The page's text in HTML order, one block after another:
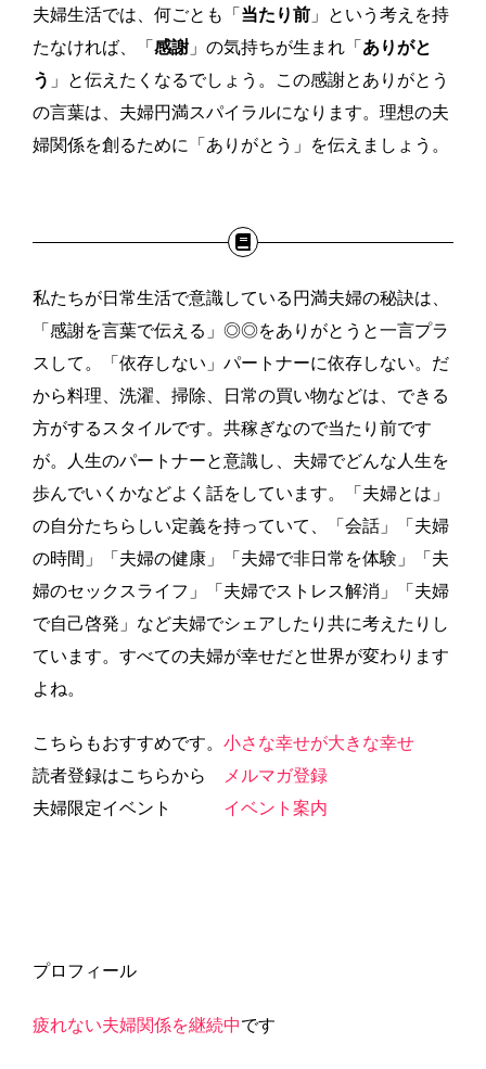
夫婦生活では、何ごとも「 当たり前 」という考えを持
たなければ、「 感謝」の気持ちが生まれ「 ありがと
う 」と伝えたくなるでしょう。この感謝とありがとう
の言葉は、夫婦円満スパイラルになります。理想の夫
婦関係を創るために「ありがとう」を伝えましょう。
私たちが日常生活で意識している円満夫婦の秘訣は、
「感謝を言葉で伝える」◎◎をありがとうと一言プラ
スして。「依存しない」パートナーに依存しない。だ
から料理、洗濯、掃除、日常の買い物などは、できる
方がするスタイルです。共稼ぎなので当たり前です
が。人生のパートナーと意識し、夫婦でどんな人生を
歩んでいくかなどよく話をしています。「夫婦とは」
の自分たちらしい定義を持っていて、「会話」「夫婦
の時間」「夫婦の健康」「夫婦で非日常を体験」「夫
婦のセックスライフ」「夫婦でストレス解消」「夫婦
で自己啓発」など夫婦でシェアしたり共に考えたりし
ています。すべての夫婦が幸せだと世界が変わります
よね。
こちらもおすすめです。 小さな幸せが大きな幸せ
読者登録はこちらから
メルマガ登録
夫婦限定イベント イベント案内
プロフィール
疲れない夫婦関係を継続中です